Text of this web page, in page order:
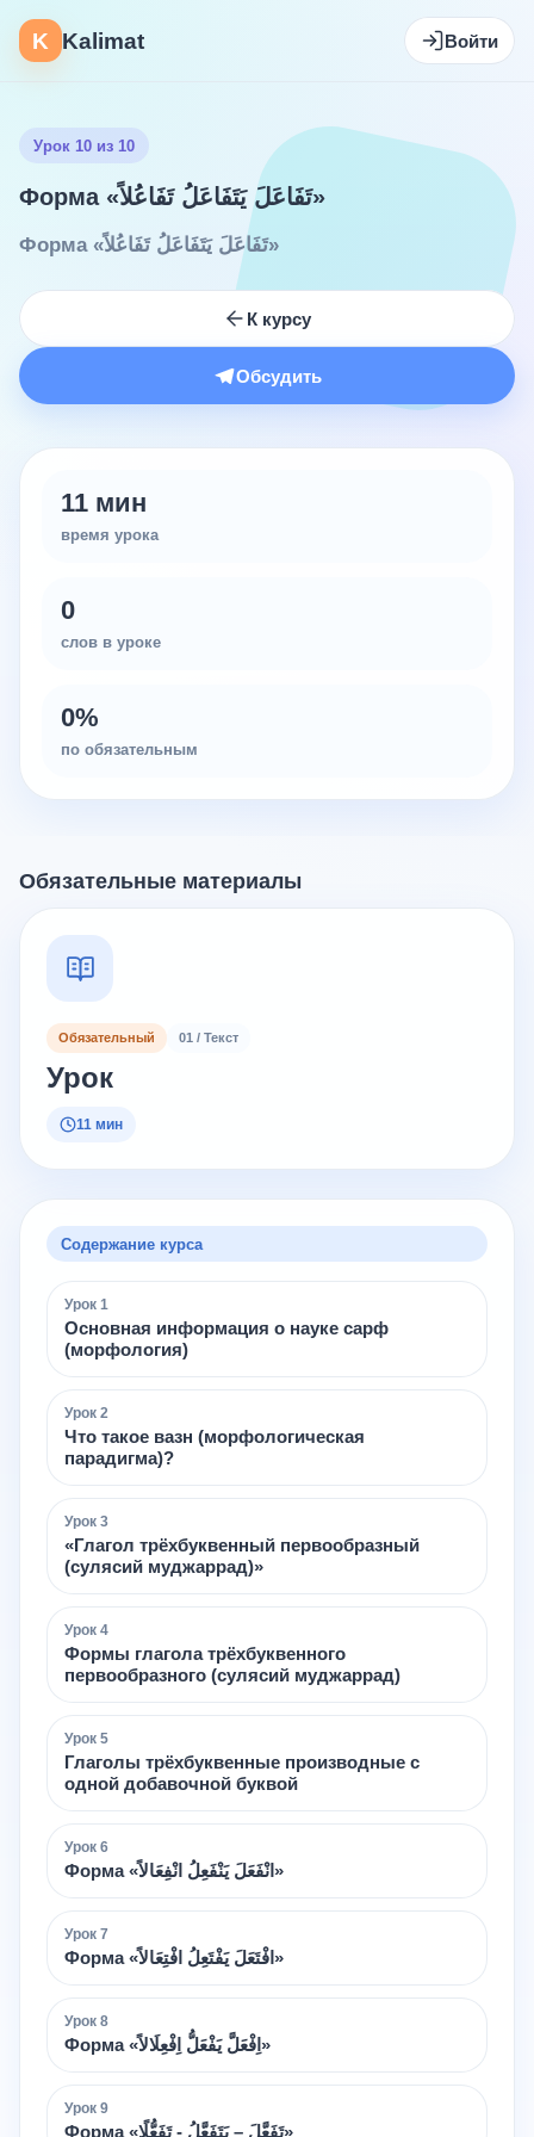
K Kalimat Войти
Урок 10 из 10
Форма «تَفَاعَلَ يَتَفَاعَلُ تَفَاعُلاً»
Форма «تَفَاعَلَ يَتَفَاعَلُ تَفَاعُلاً»
К курсу
Обсудить
11 мин
время урока
0
слов в уроке
0%
по обязательным
Обязательные материалы
Обязательный 01 / Текст
Урок
11 мин
Содержание курса
Урок 1
Основная информация о науке сарф
(морфология)
Урок 2
Что такое вазн (морфологическая
парадигма)?
Урок 3
«Глагол трёхбуквенный первообразный
(сулясий муджаррад)»
Урок 4
Формы глагола трёхбуквенного
первообразного (сулясий муджаррад)
Урок 5
Глаголы трёхбуквенные производные с
одной добавочной буквой
Урок 6
Форма «انْفَعَلَ يَنْفَعِلُ انْفِعَالاً»
Урок 7
Форма «افْتَعَلَ يَفْتَعِلُ افْتِعَالاً»
Урок 8
Форма «اِفْعَلَّ يَفْعَلُّ اِفْعِلَالاً»
Урок 9
Форма «تَفَعَّلَ – يَتَفَعَّلُ - تَفَعُّلًا»